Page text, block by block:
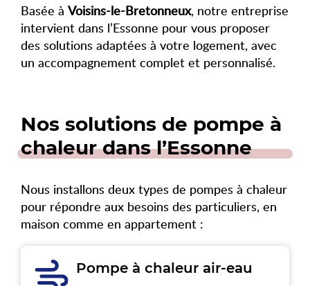
Basée à Voisins-le-Bretonneux, notre entreprise
intervient dans l’Essonne pour vous proposer
des solutions adaptées à votre logement, avec
un accompagnement complet et personnalisé.
Nos solutions de pompe à
chaleur dans l’Essonne
Nous installons deux types de pompes à chaleur
pour répondre aux besoins des particuliers, en
maison comme en appartement :
Pompe à chaleur air-eau